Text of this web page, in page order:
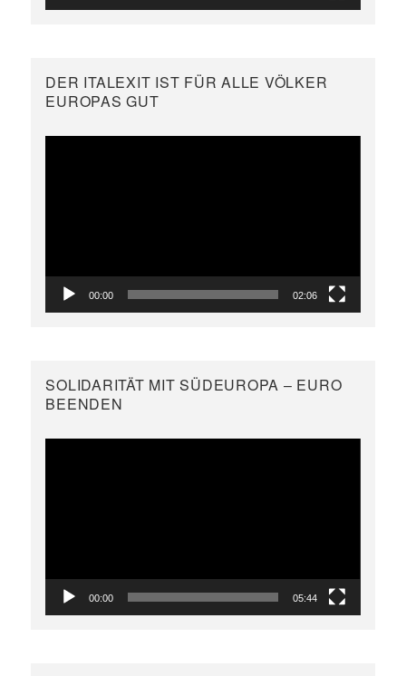
DER ITALEXIT IST FÜR ALLE VÖLKER
EUROPAS GUT
00:00 02:06
SOLIDARITÄT MIT SÜDEUROPA – EURO
BEENDEN
00:00 05:44